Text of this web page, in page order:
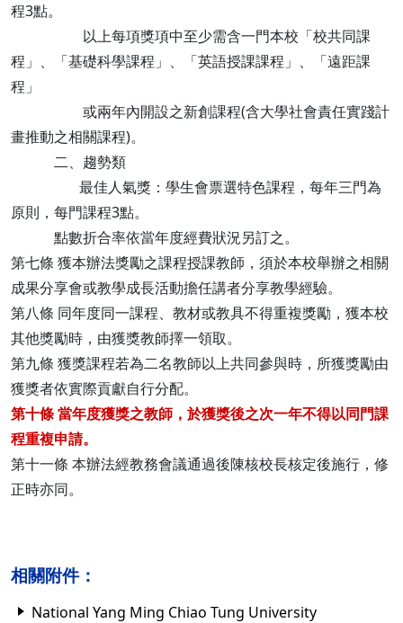
程3點。
以上每項獎項中至少需含一門本校「校共同課
程」、「基礎科學課程」、「英語授課課程」、「遠距課
程」
或兩年內開設之新創課程(含大學社會責任實踐計
畫推動之相關課程)。
二、趨勢類
最佳人氣獎：學生會票選特色課程，每年三門為
原則，每門課程3點。
點數折合率依當年度經費狀況另訂之。
第七條 獲本辦法獎勵之課程授課教師，須於本校舉辦之相關
成果分享會或教學成長活動擔任講者分享教學經驗。
第八條 同年度同一課程、教材或教具不得重複獎勵，獲本校
其他獎勵時，由獲獎教師擇一領取。
第九條 獲獎課程若為二名教師以上共同參與時，所獲獎勵由
獲獎者依實際貢獻自行分配。
第十條 當年度獲獎之教師，於獲獎後之次一年不得以同門課
程重複申請。
第十一條 本辦法經教務會議通過後陳核校長核定後施行，修
正時亦同。
相關附件：
National Yang Ming Chiao Tung University